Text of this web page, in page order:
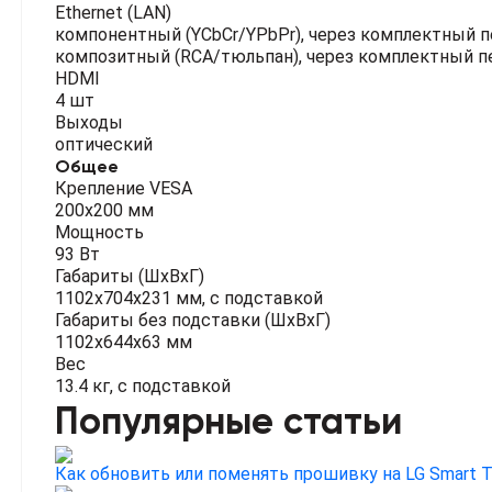
Ethernet (LAN)
компонентный (YCbCr/YPbPr), через комплектный
композитный (RCA/тюльпан), через комплектный
HDMI
4 шт
Выходы
оптический
Общее
Крепление VESA
200х200 мм
Мощность
93 Вт
Габариты (ШхВхГ)
1102x704x231 мм, с подставкой
Габариты без подставки (ШхВхГ)
1102x644x63 мм
Вес
13.4 кг, с подставкой
Популярные статьи
Как обновить или поменять прошивку на LG Smart